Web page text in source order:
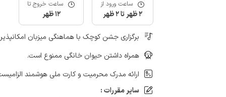
ساعت ورود از
2 ظهر تا 2 ظهر
ساعت خروج تا
12 ظهر
برگزاری جشن کوچک با هماهنگی میزبان
همراه داشتن حیوان خانگی ممنوع است.
ارائه مدرک محرمیت و کارت ملی هوشمند
سایر مقررات :